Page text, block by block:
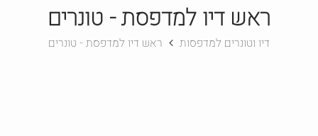
ראש דיו למדפסת - טונרים
דיו וטונרים למדפסות ראש דיו למדפסת - טונרים